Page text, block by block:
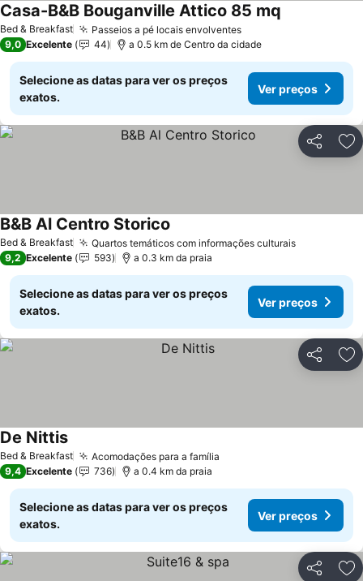
Bed & Breakfast Passeios a pé locais envolventes
Casa-B&B Bouganville Attico 85 mq
9,0 Excelente 44 a 0.5 km de Centro da cidade
Selecione as datas para ver os preços
exatos.
Ver preços
Partilhar
Bed & Breakfast Quartos temáticos com informações culturais
B&B Al Centro Storico
9,2 Excelente 593 a 0.3 km da praia
Selecione as datas para ver os preços
exatos.
Ver preços
Partilhar
Bed & Breakfast Acomodações para a família
De Nittis
9,4 Excelente 736 a 0.4 km da praia
Selecione as datas para ver os preços
exatos.
Ver preços
Partilhar